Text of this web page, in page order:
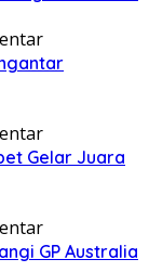
Gelar Juara
GP Australia